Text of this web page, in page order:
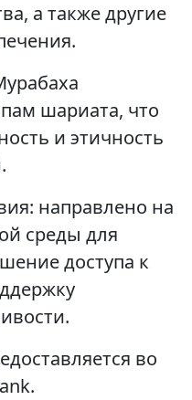
а также другие
шариата, что
и этичность
направлено на
среды для
доступа к
во